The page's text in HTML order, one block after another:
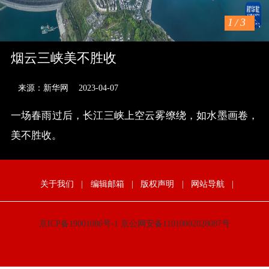
1 /3
烟云三峡美不胜收
来源：新华网 2023-04-07
一场春雨过后，长江三峡上空云雾缭绕，如水墨画卷，
美不胜收。
关于我们 | 编辑邮箱 | 版权声明 | 网站导航 |
京ICP备19001086号-1 京公网安备11010802028087号